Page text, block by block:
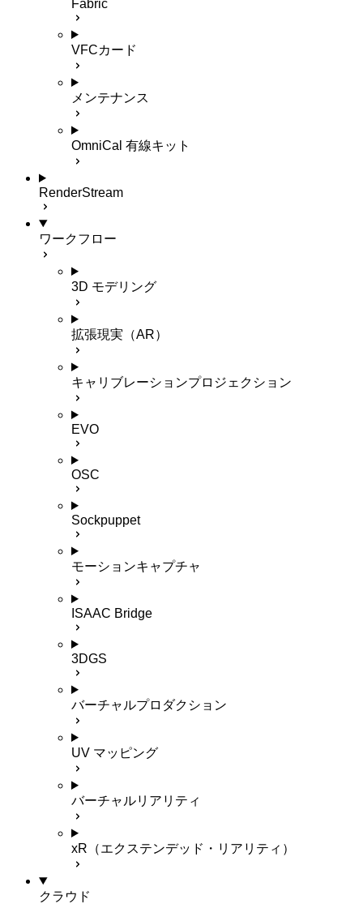
Fabric
VFCカード
メンテナンス
OmniCal 有線キット
RenderStream
ワークフロー
3D モデリング
拡張現実（AR）
キャリブレーションプロジェクション
EVO
OSC
Sockpuppet
モーションキャプチャ
ISAAC Bridge
3DGS
バーチャルプロダクション
UV マッピング
バーチャルリアリティ
xR（エクステンデッド・リアリティ）
クラウド